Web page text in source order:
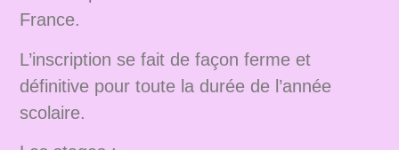
France.
L’inscription se fait de façon ferme et
définitive pour toute la durée de l’année
scolaire.